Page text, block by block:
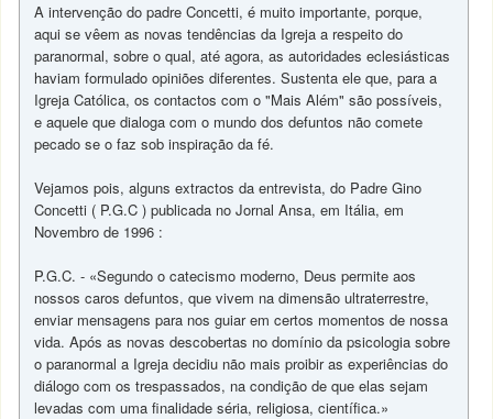
A intervenção do padre Concetti, é muito importante, porque,
aqui se vêem as novas tendências da Igreja a respeito do
paranormal, sobre o qual, até agora, as autoridades eclesiásticas
haviam formulado opiniões diferentes. Sustenta ele que, para a
Igreja Católica, os contactos com o "Mais Além" são possíveis,
e aquele que dialoga com o mundo dos defuntos não comete
pecado se o faz sob inspiração da fé.
Vejamos pois, alguns extractos da entrevista, do Padre Gino
Concetti ( P.G.C ) publicada no Jornal Ansa, em Itália, em
Novembro de 1996 :
P.G.C. - «Segundo o catecismo moderno, Deus permite aos
nossos caros defuntos, que vivem na dimensão ultraterrestre,
enviar mensagens para nos guiar em certos momentos de nossa
vida. Após as novas descobertas no domínio da psicologia sobre
o paranormal a Igreja decidiu não mais proibir as experiências do
diálogo com os trespassados, na condição de que elas sejam
levadas com uma finalidade séria, religiosa, científica.»